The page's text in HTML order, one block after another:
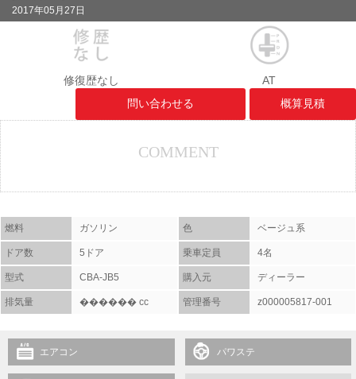
2017年05月27日
修復歴なし
AT
問い合わせる
概算見積
COMMENT
燃料 ガソリン 色 ベージュ系
ドア数 5ドア 乗車定員 4名
型式 CBA-JB5 購入元 ディーラー
排気量 ������ cc 管理番号 z000005817-001
エアコン パワステ